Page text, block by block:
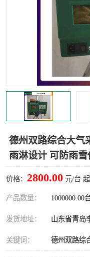
德州双路综合大气
雨淋设计 可防雨雪
价格： 2800.00 元/台 起
产品数量： 1000000.00
发货地址： 山东省青岛
关键词： 德州双路综
便携式水质采样器
便携式超声波明渠流
LB-4200高锰酸盐指
烟尘烟气设备
粉尘设备
新宇宙仪器
烟尘净化器